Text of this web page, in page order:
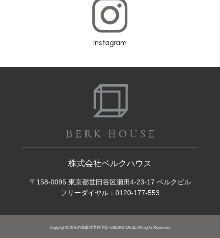
Instagram
株式会社ベルクハウス
〒158-0095 東京都世田谷区瀬田4-23-17 ベルクビル
フリーダイヤル： 0120-177-553
Copyright©東京の高級注文住宅ならBERKHOUSE All rights Reserved.